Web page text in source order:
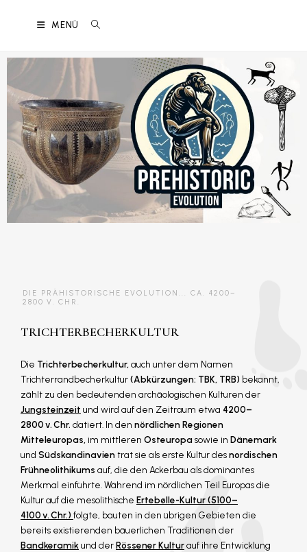
MENÜ
DIE PRÄHISTORISCHE EVOLUTION... CA. 4200–
2800 V. CHR.
TRICHTERBECHERKULTUR
Die Trichterbecherkultur, auch unter dem Namen
Trichterrandbecherkultur(Abkürzungen: TBK, TRB) bekannt,
zählt zu den bedeutenden archäologischen Kulturen der
Jungsteinzeit und wird auf den Zeitraum etwa 4200–
2800 v. Chr. datiert. In den nördlichen Regionen
Mitteleuropas, im mittleren Osteuropasowie in Dänemark
und Südskandinavientrat sie als erste Kultur desnordischen
Frühneolithikums auf, die den Ackerbau als dominantes
Merkmal einführte. Während im nördlichen Teil Europas die
Kultur auf die mesolithische Ertebølle-Kultur (5100–
4100 v. Chr.) folgte, bauten in den übrigen Gebieten die
bereits existierenden bäuerlichen Traditionen der
Bandkeramikund derRössener Kulturauf ihre Entwicklung